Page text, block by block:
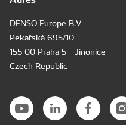
DENSO Europe B.V
Pekařská 695/10
155 00 Praha 5 - Jinonice
Czech Republic